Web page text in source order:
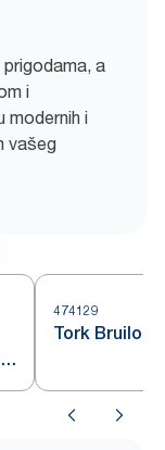
a
i
modernih i
vašeg
474129
Tork